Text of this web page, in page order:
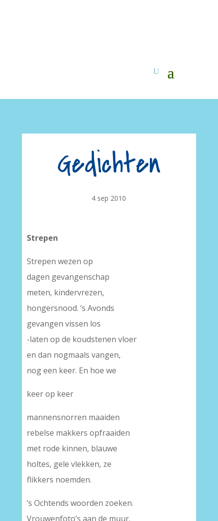
Gedichten
4 sep 2010
Strepen
Strepen wezen op
dagen gevangenschap
meten, kindervrezen,
hongersnood. ’s Avonds
gevangen vissen los
-laten op de koudstenen vloer
en dan nogmaals vangen,
nog een keer. En hoe we
keer op keer
mannensnorren maaiden
rebelse makkers opfraaiden
met rode kinnen, blauwe
holtes, gele vlekken, ze
flikkers noemden.
’s Ochtends woorden zoeken.
Vrouwenfoto’s aan de muur.